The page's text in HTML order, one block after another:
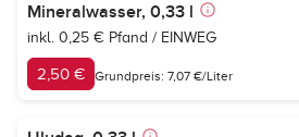
Mineralwasser, 0,33 l
inkl. 0,25 € Pfand / EINWEG
2,50 € Grundpreis: 7,07 €/Liter